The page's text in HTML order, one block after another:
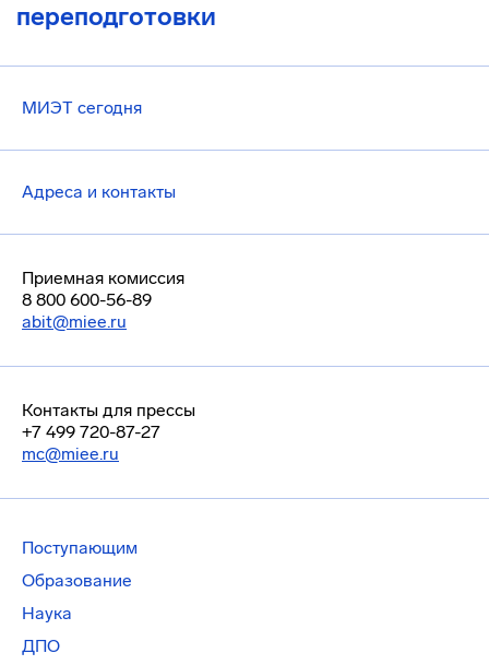
переподготовки
МИЭТ сегодня
Адреса и контакты
Приемная комиссия
8 800 600-56-89
abit@miee.ru
Контакты для прессы
+7 499 720-87-27
mc@miee.ru
Поступающим
Образование
Наука
ДПО